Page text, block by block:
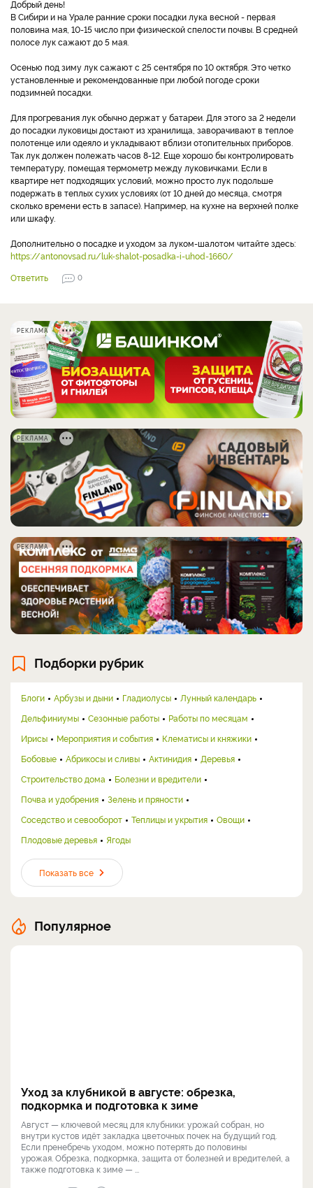
Добрый день!
В Сибири и на Урале ранние сроки посадки лука весной - первая
половина мая, 10-15 число при физической спелости почвы. В средней
полосе лук сажают до 5 мая.
Осенью под зиму лук сажают с 25 сентября по 10 октября. Это четко
установленные и рекомендованные при любой погоде сроки
подзимней посадки.
Для прогревания лук обычно держат у батареи. Для этого за 2 недели
до посадки луковицы достают из хранилища, заворачивают в теплое
полотенце или одеяло и укладывают вблизи отопительных приборов.
Так лук должен полежать часов 8-12. Еще хорошо бы контролировать
температуру, помещая термометр между луковичками. Если в
квартире нет подходящих условий, можно просто лук подольше
подержать в теплых сухих условиях (от 10 дней до месяца, смотря
сколько времени есть в запасе). Например, на кухне на верхней полке
или шкафу.
Дополнительно о посадке и уходом за луком-шалотом читайте здесь:
https://antonovsad.ru/luk-shalot-posadka-i-uhod-1660/
Ответить
0
РЕКЛАМА
РЕКЛАМА
РЕКЛАМА
Подборки рубрик
Блоги Арбузы и дыни Гладиолусы
Лунный календарь
Дельфиниумы
Сезонные работы
Работы по месяцам
Ирисы
Мероприятия и события
Клематисы и княжики
Бобовые
Абрикосы и сливы Актинидия
Деревья
Строительство дома
Болезни и вредители
Почва и удобрения
Зелень и пряности
Соседство и севооборот
Теплицы и укрытия
Овощи
Плодовые деревья
Ягоды
Показать все
Популярное
Уход за клубникой в августе: обрезка,
подкормка и подготовка к зиме
Август — ключевой месяц для клубники: урожай собран, но
внутри кустов идёт закладка цветочных почек на будущий год.
Если пренебречь уходом, можно потерять до половины
урожая. Обрезка, подкормка, защита от болезней и вредителей, а
также подготовка к зиме — ...